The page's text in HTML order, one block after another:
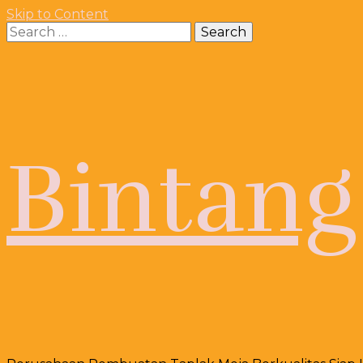
Skip to Content
Search
for:
Bintang